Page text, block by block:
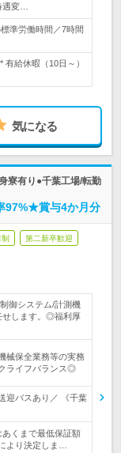
変…
準労働時間／7時間
給休暇（10日～）
気になる
寮有り●千葉工場/転勤
97%★賞与4か月分
第二新卒歓迎
御システム/計測機
せします。◎福利厚
械保全業務等の実務
ライフバランス◎
迎バスあり／ 《千葉
くまで最低保証額
より決定しま…